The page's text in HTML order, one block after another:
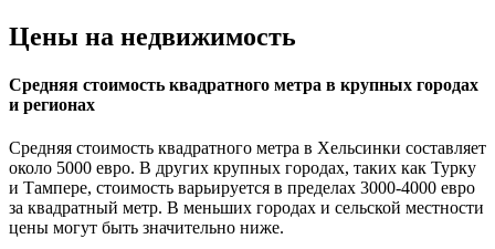
Цены на недвижимость
Средняя стоимость квадратного метра в крупных городах
и регионах
Средняя стоимость квадратного метра в Хельсинки составляет
около 5000 евро. В других крупных городах, таких как Турку
и Тампере, стоимость варьируется в пределах 3000-4000 евро
за квадратный метр. В меньших городах и сельской местности
цены могут быть значительно ниже.